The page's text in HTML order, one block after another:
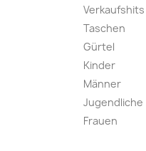
Verkaufshits
Taschen
Gürtel
Kinder
Männer
Jugendliche
Frauen